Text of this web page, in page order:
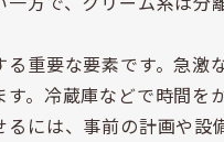
重要な要素です。急激
。冷蔵庫などで時間を
には、事前の計画や設